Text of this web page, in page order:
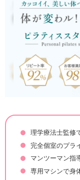
理学療法士監修
完全個室のプラ
マンツーマン指
専用マシンで身